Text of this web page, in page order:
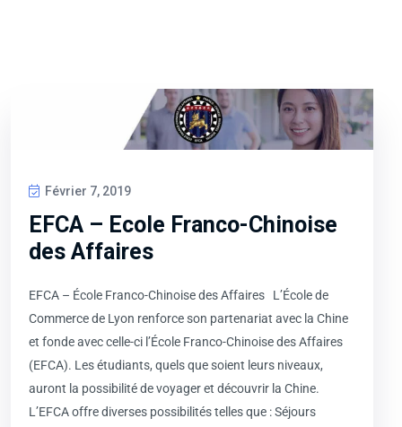
Février 7, 2019
EFCA – Ecole Franco-Chinoise
des Affaires
EFCA – École Franco-Chinoise des Affaires L’École de
Commerce de Lyon renforce son partenariat avec la Chine
et fonde avec celle-ci l’École Franco-Chinoise des Affaires
(EFCA). Les étudiants, quels que soient leurs niveaux,
auront la possibilité de voyager et découvrir la Chine.
L’EFCA offre diverses possibilités telles que : Séjours